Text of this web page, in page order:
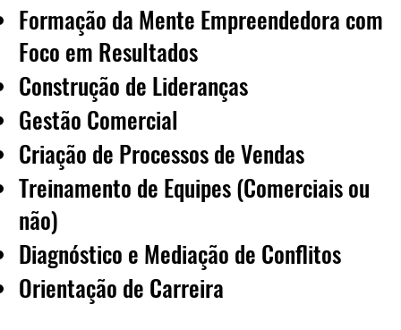
Formação da Mente Empreendedora com
Foco em Resultados
Construção de Lideranças
Gestão Comercial
Criação de Processos de Vendas
Treinamento de Equipes (Comerciais ou
não)
Diagnóstico e Mediação de Conflitos
Orientação de Carreira